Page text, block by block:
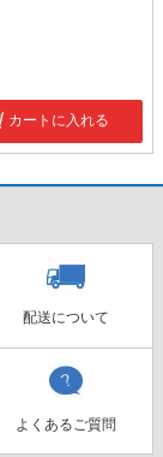
カートに入れる
配送について
よくあるご質問